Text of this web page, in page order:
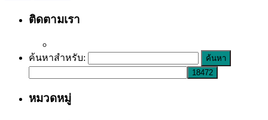
ติดตามเรา
ค้นหาสำหรับ:
หมวดหมู่